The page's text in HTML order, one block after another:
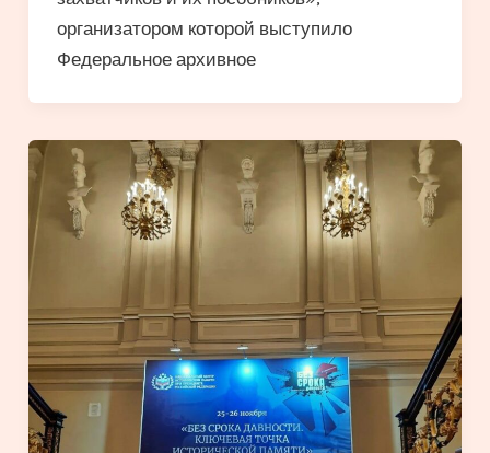
организатором которой выступило
Федеральное архивное